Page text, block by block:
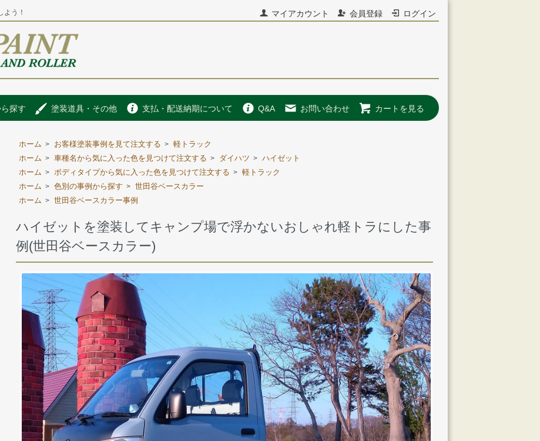
マイアカウント 会員登録 ログイン
う！
探す 塗装道具・その他 支払・配送納期について Q&A お問い合わせ カートを見る
ホーム > お客様塗装事例を見て注文する > 軽トラック
ホーム > 車種名から気に入った色を見つけて注文する > ダイハツ > ハイゼット
ホーム > ボディタイプから気に入った色を見つけて注文する > 軽トラック
ホーム > 色別の事例から探す > 世田谷ベースカラー
ホーム > 世田谷ベースカラー事例
ハイゼットを塗装してキャンプ場で浮かないおしゃれ軽トラにした事
例(世田谷ベースカラー)